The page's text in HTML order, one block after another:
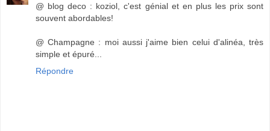
@ blog deco : koziol, c'est génial et en plus les prix sont
souvent abordables!
@ Champagne : moi aussi j'aime bien celui d'alinéa, très
simple et épuré...
Répondre